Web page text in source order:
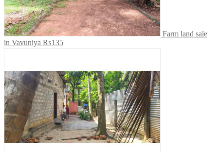
Farm land sale
in Vavuniya ₨135